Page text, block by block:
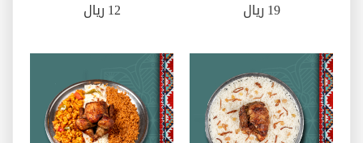
19 ريال 12 ريال